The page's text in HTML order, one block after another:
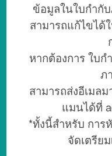
ข้อมูลในใบกำกั
สามารถแก้ไขได้
หากต้องการ ใบก
ภ
สามารถส่งอีเมล
แมนได้ที่
*ทั้งนี้สำหรับ การ
จัดเตรีย